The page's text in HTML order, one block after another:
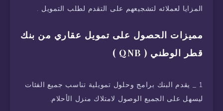
المزايا لعملائه لتشجيعهم على التقدم لطلب التمويل .
مميزات الحصول على تمويل عقاري من بنك
قطر الوطني ( QNB )
1 _ يقدم البنك برامج وحلول تمويلية تناسب جميع الفئات
ليسهل على الجميع الوصول لامتلاك منزل الأحلام.